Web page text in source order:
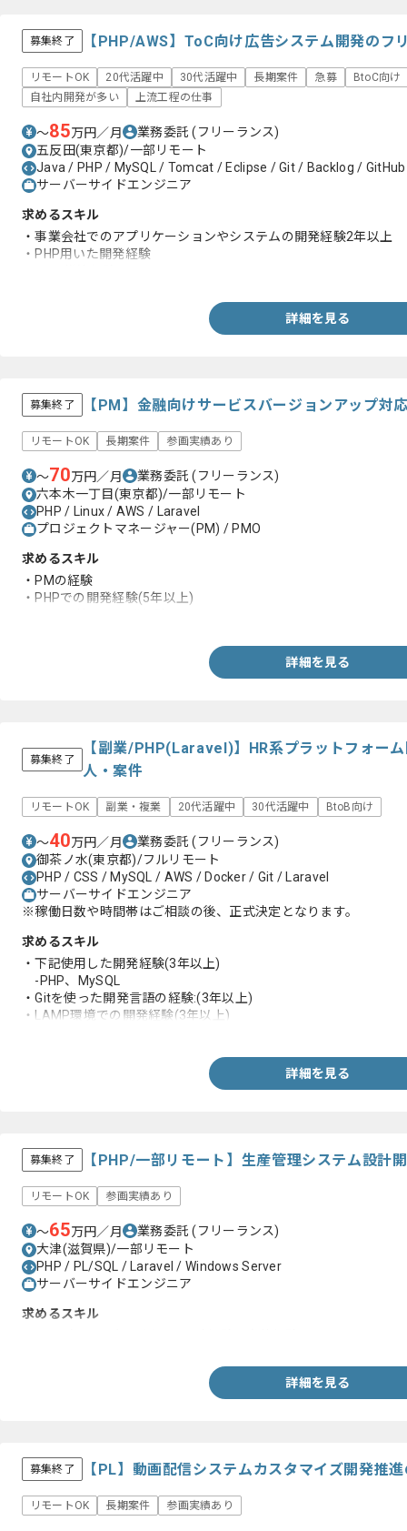
募集終了 【PHP/AWS】ToC向け広告システム開発のフ
リモートOK 20代活躍中 30代活躍中 長期案件 急募
BtoC向け
自社内開発が多い
上流工程の仕事
〜85万円／月 業務委託(フリーランス)
五反田(東京都)/一部リモート
Java / PHP / MySQL / Tomcat / Eclipse / Git / Backlog /
サーバーサイドエンジニア
求めるスキル
・事業会社でのアプリケーションやシステムの開発経験2年以上
・PHP用いた開発経験
詳細を見る
募集終了 【PM】金融向けサービスバージョンアップ対
リモートOK 長期案件 参画実績あり
〜70万円／月 業務委託(フリーランス)
六本木一丁目(東京都)/一部リモート
PHP / Linux / AWS / Laravel
プロジェクトマネージャー(PM) / PMO
求めるスキル
・PMの経験
・PHPでの開発経験(5年以上)
詳細を見る
募集終了
【副業/PHP(Laravel)】HR系プラットフォー
人・案件
リモートOK 副業・複業 20代活躍中 30代活躍中 BtoB向け
〜40万円／月 業務委託(フリーランス)
御茶ノ水(東京都)/フルリモート
PHP / CSS / MySQL / AWS / Docker / Git / Laravel
サーバーサイドエンジニア
※稼働日数や時間帯はご相談の後、正式決定となります。
求めるスキル
・下記使用した開発経験(3年以上)
-PHP、MySQL
・Gitを使った開発言語の経験:(3年以上)
・LAMP環境での開発経験(3年以上)
詳細を見る
募集終了 【PHP/一部リモート】生産管理システム設計
リモートOK 参画実績あり
〜65万円／月 業務委託(フリーランス)
大津(滋賀県)/一部リモート
PHP / PL/SQL / Laravel / Windows Server
サーバーサイドエンジニア
求めるスキル
詳細を見る
募集終了 【PL】動画配信システムカスタマイズ開発推
リモートOK 長期案件 参画実績あり